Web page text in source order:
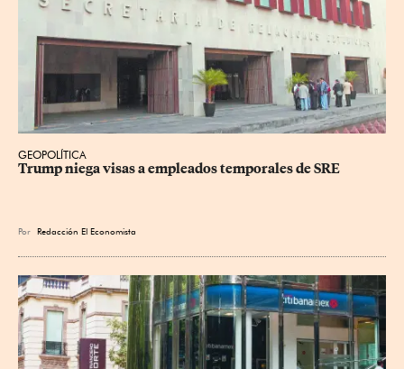
GEOPOLÍTICA
Trump niega visas a empleados temporales de SRE
Por Redacción El Economista